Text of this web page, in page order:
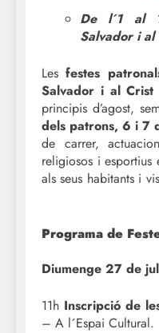
De l´1 al
Salvador i al
Lesfestes
Salvador i al Crist
principis d’agost,
dels patrons, 6 i 7
de carrer,
religiosos i
als seus habitants i
Programa de
Diumenge 27 de
11h Inscripció de
– A l´Espai Cultural.